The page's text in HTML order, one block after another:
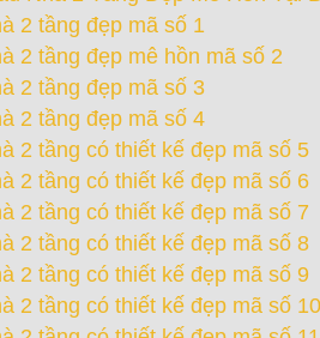
2 tầng đẹp mã số 1
2 tầng đẹp mê hồn mã số 2
2 tầng đẹp mã số 3
2 tầng đẹp mã số 4
2 tầng có thiết kế đẹp mã số 5
2 tầng có thiết kế đẹp mã số 6
2 tầng có thiết kế đẹp mã số 7
2 tầng có thiết kế đẹp mã số 8
2 tầng có thiết kế đẹp mã số 9
2 tầng có thiết kế đẹp mã số 10